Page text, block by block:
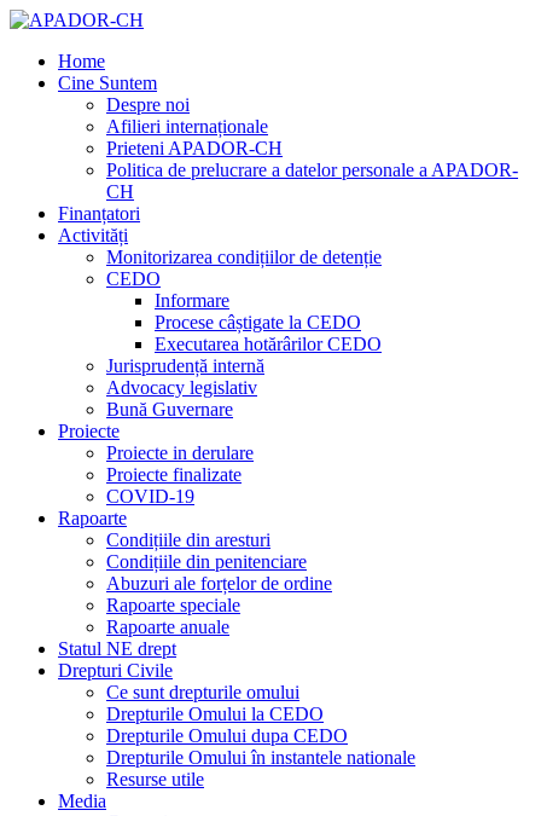
Home
Cine Suntem
Despre noi
Afilieri internaționale
Prieteni APADOR-CH
Politica de prelucrare a datelor personale a APADOR-
CH
Finanțatori
Activități
Monitorizarea condițiilor de detenție
CEDO
Informare
Procese câștigate la CEDO
Executarea hotărârilor CEDO
Jurisprudență internă
Advocacy legislativ
Bună Guvernare
Proiecte
Proiecte in derulare
Proiecte finalizate
COVID-19
Rapoarte
Condițiile din aresturi
Condițiile din penitenciare
Abuzuri ale forțelor de ordine
Rapoarte speciale
Rapoarte anuale
Statul NE drept
Drepturi Civile
Ce sunt drepturile omului
Drepturile Omului la CEDO
Drepturile Omului dupa CEDO
Drepturile Omului în instantele nationale
Resurse utile
Media